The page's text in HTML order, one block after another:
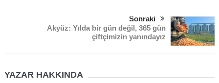
Sonraki
Akyüz: Yılda bir gün değil, 365 gün
çiftçimizin yanındayız
YAZAR HAKKINDA